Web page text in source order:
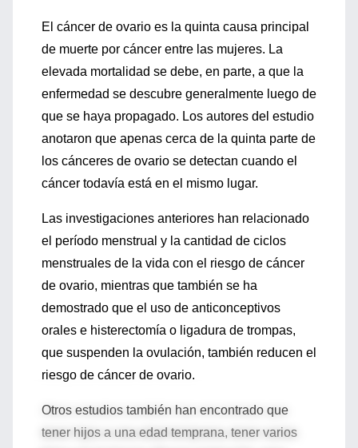
El cáncer de ovario es la quinta causa principal
de muerte por cáncer entre las mujeres. La
elevada mortalidad se debe, en parte, a que la
enfermedad se descubre generalmente luego de
que se haya propagado. Los autores del estudio
anotaron que apenas cerca de la quinta parte de
los cánceres de ovario se detectan cuando el
cáncer todavía está en el mismo lugar.
Las investigaciones anteriores han relacionado
el período menstrual y la cantidad de ciclos
menstruales de la vida con el riesgo de cáncer
de ovario, mientras que también se ha
demostrado que el uso de anticonceptivos
orales e histerectomía o ligadura de trompas,
que suspenden la ovulación, también reducen el
riesgo de cáncer de ovario.
Otros estudios también han encontrado que
tener hijos a una edad temprana, tener varios